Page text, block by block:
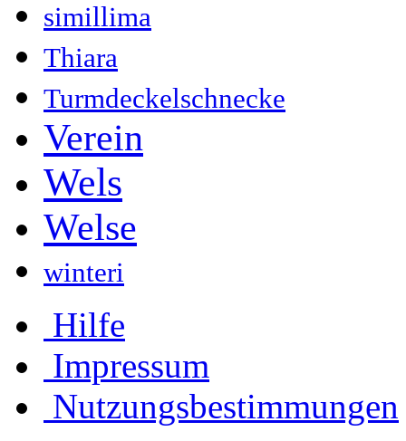
simillima
Thiara
Turmdeckelschnecke
Verein
Wels
Welse
winteri
Hilfe
Impressum
Nutzungsbestimmungen